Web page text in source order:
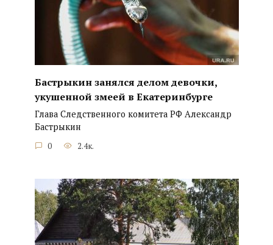
Бастрыкин занялся делом девочки,
укушенной змеей в Екатеринбурге
Глава Следственного комитета РФ Александр
Бастрыкин
0 2.4к.